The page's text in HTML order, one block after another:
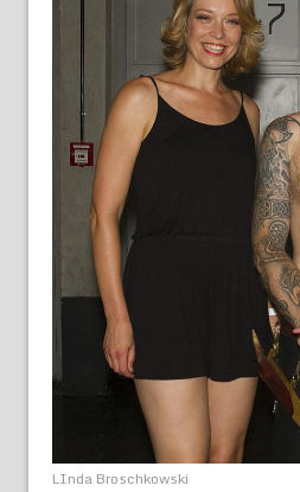
LInda Broschkowski